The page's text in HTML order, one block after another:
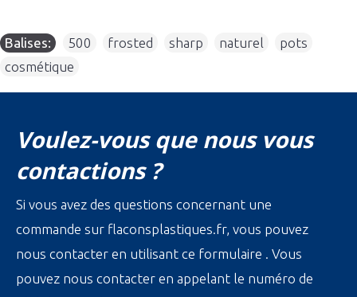
Balises: 500 frosted sharp naturel pots
cosmétique
Voulez-vous que nous vous
contactions ?
Si vous avez des questions concernant une
commande sur flaconsplastiques.fr, vous pouvez
nous contacter en utilisant ce formulaire . Vous
pouvez nous contacter en appelant le numéro de